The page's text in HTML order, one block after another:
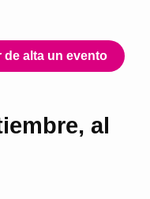
de alta un evento
al